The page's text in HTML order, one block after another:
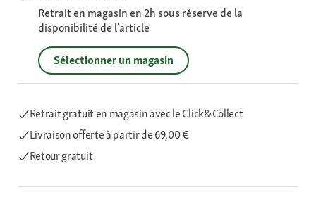
Retrait en magasin en 2h sous réserve de la
disponibilité de l’article
Sélectionner un magasin
Retrait gratuit en magasin avec le Click&Collect
Livraison offerteà partir de 69,00 €
Retour gratuit